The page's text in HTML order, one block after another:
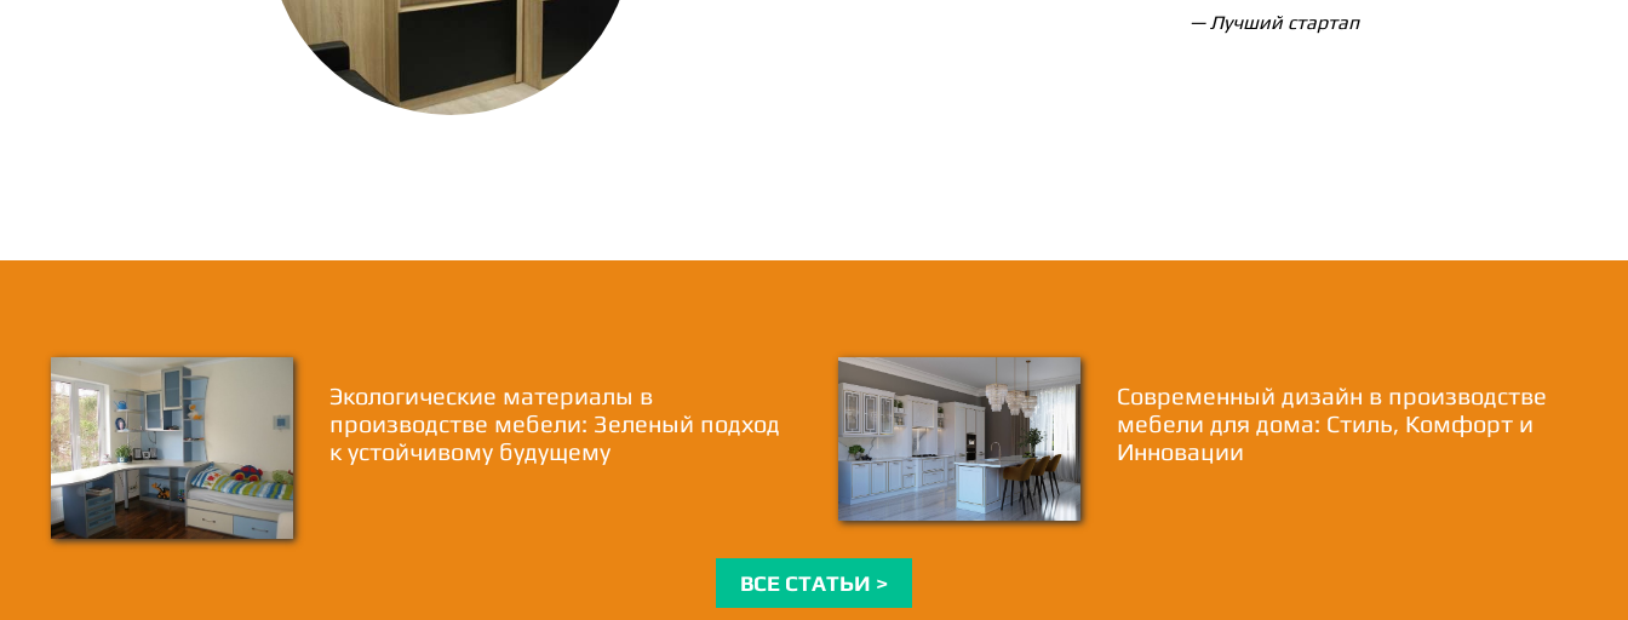
— Лучший стартап
Экологические материалы в
производстве мебели: Зеленый подход
к устойчивому будущему
Современный дизайн в производстве
мебели для дома: Стиль, Комфорт и
Инновации
ВСЕ СТАТЬИ >